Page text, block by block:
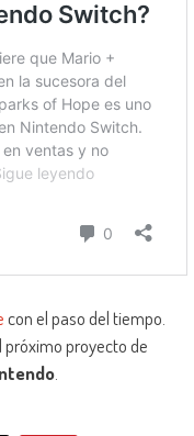
con el paso del tiempo.
proyecto de
.